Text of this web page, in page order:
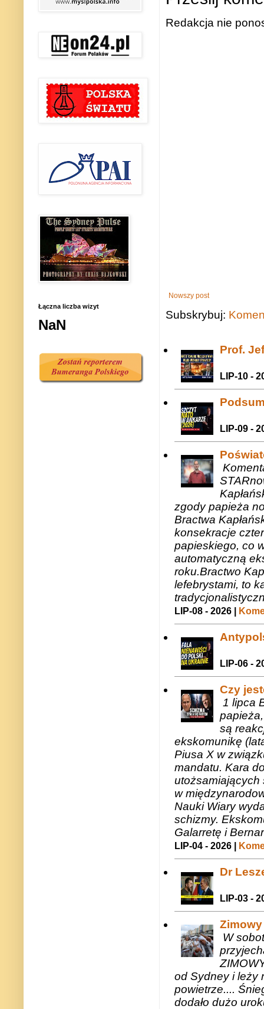
Redakcja nie
Nowszy post
Subskrybuj:
Prof.
LIP-10 -
LIP-09 -
zgody papieża
Bractwa
konsekracje
papieskiego, co
automatyczną
roku.Bractwo
lefebrystami, to
LIP-08 - 2026 |
LIP-06 -
Czy
1 lipca
są
ekskomunikę
Piusa X w
mandatu. Kara
utożsamiających
w
Nauki Wiary
schizmy.
Galarretę i
LIP-04 - 2026 |
Dr
LIP-03 -
W
od Sydney i leży
powietrze....
dodało dużo
Łączna liczba wizyt
NaN